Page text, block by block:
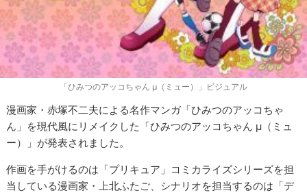
「ひみつのアッコちゃん μ（ミュー）」ビジュアル
漫画家・赤塚不二夫による名作マンガ「ひみつのアッコちゃ
ん」を現代風にリメイクした「ひみつのアッコちゃん μ（ミュ
ー）」が発表されました。
作画を手がけるのは「プリキュア」コミカライズシリーズを担
当している漫画家・上北ふたご、シナリオを担当するのは「デ